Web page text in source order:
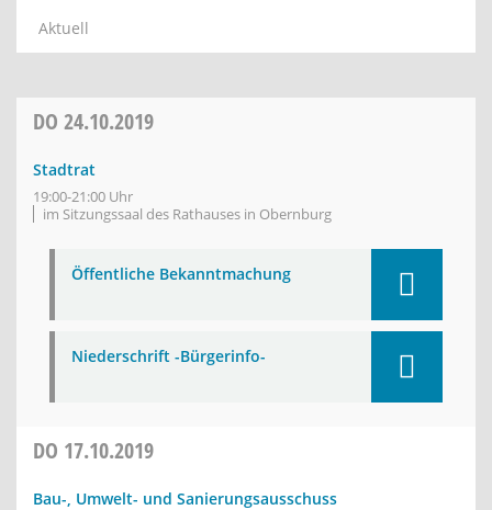
Aktuell
DO 24.10.2019
Stadtrat
19:00-21:00 Uhr
im Sitzungssaal des Rathauses in Obernburg
Öffentliche Bekanntmachung
Niederschrift -Bürgerinfo-
DO 17.10.2019
Bau-, Umwelt- und Sanierungsausschuss